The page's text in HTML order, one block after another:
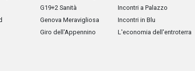
G19+2 Sanità
Genova Meravigliosa
Giro dell'Appennino
Incontri a Palazzo
Incontri in Blu
L'economia dell'entroterra